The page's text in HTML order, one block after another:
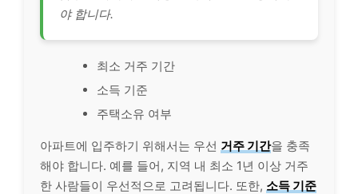
야 합니다.
최소 거주 기간
소득 기준
주택소유 여부
아파트에 입주하기 위해서는 우선 거주 기간을 충족
해야 합니다. 예를 들어, 지역 내 최소 1년 이상 거주
한 사람들이 우선적으로 고려됩니다. 또한, 소득 기준